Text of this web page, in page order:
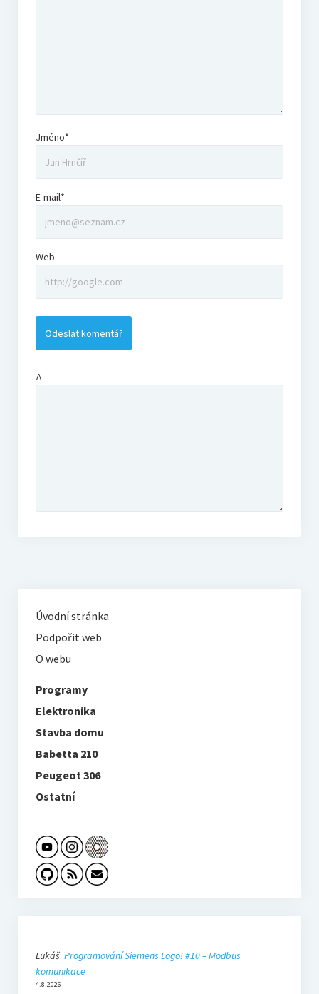
Jméno*
E-mail*
Web
Δ
Úvodní stránka
Podpořit web
O webu
Programy
Elektronika
Stavba domu
Babetta 210
Peugeot 306
Ostatní
Lukáš: Programování Siemens Logo! #10 – Modbus
komunikace
4.8.2026